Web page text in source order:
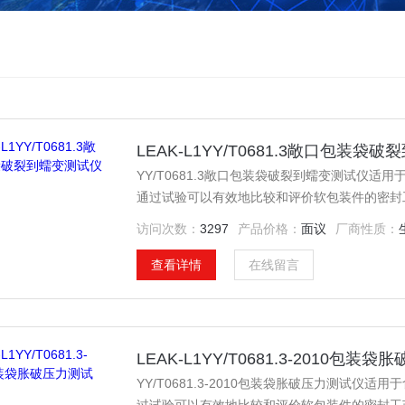
LEAK-L1YY/T0681.3敞口包装袋破
YY/T0681.3敞口包装袋破裂到蠕变测试仪适用
通过试验可以有效地比较和评价软包装件的密
访问次数： 3297 产品价格： 面议 厂商性质：
查看详情 在线留言
LEAK-L1YY/T0681.3-2010包装袋胀
YY/T0681.3-2010包装袋胀破压力测试仪适用